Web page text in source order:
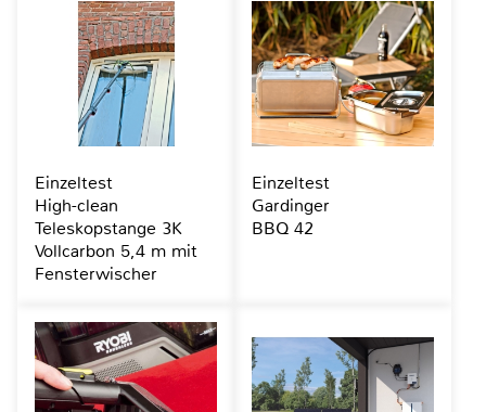
Einzeltest
High-clean
Teleskopstange 3K
Vollcarbon 5,4 m mit
Fensterwischer
Einzeltest
Gardinger
BBQ 42